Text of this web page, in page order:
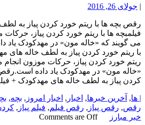
جولای 26, 2016
رقص بچه ها با ریتم خورد کردن پیاز به
فیلمبچه ها با ریتم خورد کردن پیاز، حرکات
می گویند که «خاله مون» در مهدکودک یاد
با ریتم خورد کردن پیاز به لطف خاله های
ریتم خورد کردن پیاز، حرکات موزون انجام
«خاله مون» در مهدکودک یاد داده است.رقص
کردن پیاز به لطف خاله های مهدکودک +
| ها,آخرین خبرها,اخبار, اخبار امروز, بچه,
رقص ,رقص پیاز, رقص فیلم,فیلم پیاز, کردن
خبر مبارز
Comments are Off